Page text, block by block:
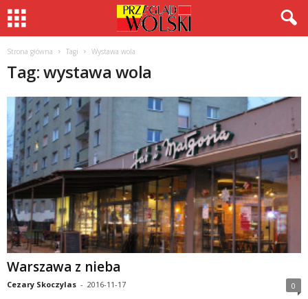
Strona główna Tagi Wystawa wola
Tag: wystawa wola
Warszawa z nieba
Cezary Skoczylas - 2016-11-17 0